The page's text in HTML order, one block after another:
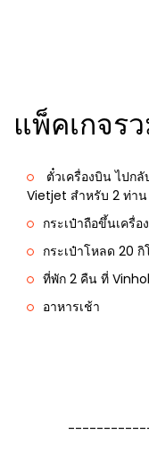
แพ็คเกจร
ตั๋วเครื่องบิน ไปก
Vietjet สำหรับ 2 ท่าน
กระเป๋าถือขึ้นเครื่อ
กระเป๋าโหลด 20 กิ
ที่พัก 2 คืน ที่
อาหารเช้า